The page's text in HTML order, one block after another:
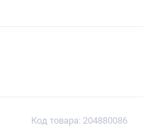
Код товара: 204880086